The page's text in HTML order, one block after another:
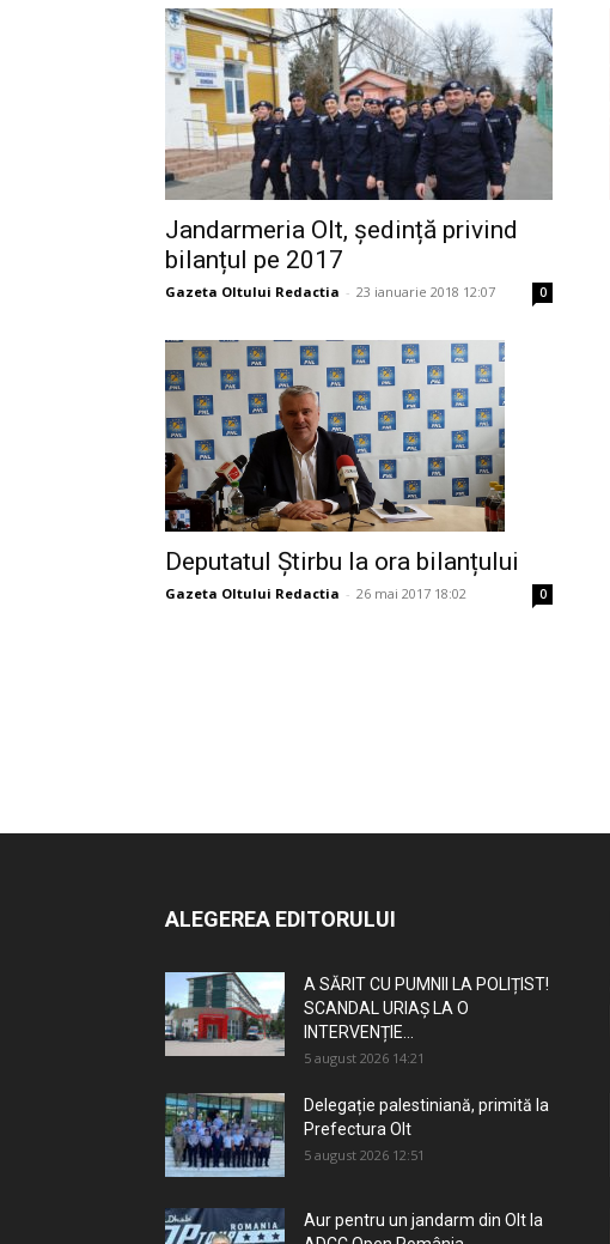
Jandarmeria Olt, ședință privind
bilanțul pe 2017
Gazeta Oltului Redactia - 23 ianuarie 2018 12:07 0
Deputatul Știrbu la ora bilanțului
Gazeta Oltului Redactia - 26 mai 2017 18:02 0
ALEGEREA EDITORULUI
A SĂRIT CU PUMNII LA POLIȚIST!
SCANDAL URIAȘ LA O
INTERVENȚIE...
5 august 2026 14:21
Delegație palestiniană, primită la
Prefectura Olt
5 august 2026 12:51
Aur pentru un jandarm din Olt la